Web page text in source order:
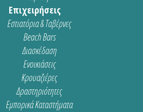
Επιχειρήσεις
Εστιατόρια & Ταβέρνες
Beach Bars
Διασκέδαση
Ενοικιάσεις
Κρουαζιέρες
Δραστηριότητες
Εμπορικά Καταστήματα